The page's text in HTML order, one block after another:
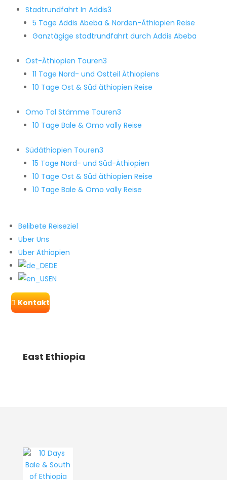
Stadtrundfahrt In Addis3
5 Tage Addis Abeba & Norden-Äthiopien Reise
Ganztägige stadtrundfahrt durch Addis Abeba
Ost-Äthiopien Touren3
11 Tage Nord- und Ostteil Äthiopiens
10 Tage Ost & Süd äthiopien Reise
Omo Tal Stämme Touren3
10 Tage Bale & Omo vally Reise
Südäthiopien Touren3
15 Tage Nord- und Süd-Äthiopien
10 Tage Ost & Süd äthiopien Reise
10 Tage Bale & Omo vally Reise
Belibete Reiseziel
Über Uns
Über Äthiopien
DE
EN
 Kontakt
East Ethiopia